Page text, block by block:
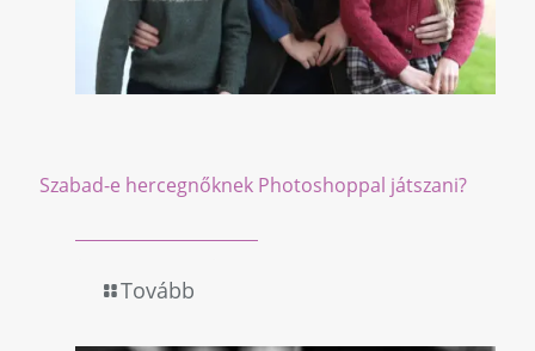
Szabad-e hercegnőknek Photoshoppal játszani?
Tovább